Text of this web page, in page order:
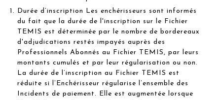
Durée d’inscription Les enchérisseurs sont informés
du fait que la durée de l'inscription sur le Fichier
TEMIS est déterminée par le nombre de bordereaux
d'adjudications restés impayés auprès des
Professionnels Abonnés au Fichier TEMIS, par leurs
montants cumulés et par leur régularisation ou non.
La durée de l’inscription au Fichier TEMIS est
réduite si l’Enchérisseur régularise l’ensemble des
Incidents de paiement. Elle est augmentée lorsque